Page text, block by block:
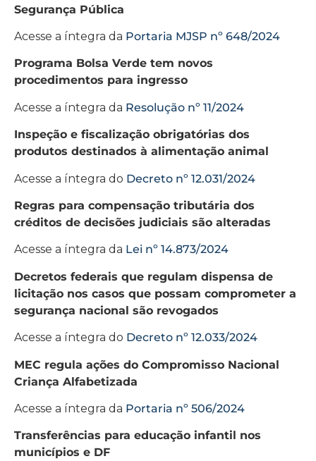
Segurança Pública
Acesse a íntegra da Portaria MJSP nº 648/2024
Programa Bolsa Verde tem novos
procedimentos para ingresso
Acesse a íntegra da Resolução nº 11/2024
Inspeção e fiscalização obrigatórias dos
produtos destinados à alimentação animal
Acesse a íntegra do Decreto nº 12.031/2024
Regras para compensação tributária dos
créditos de decisões judiciais são alteradas
Acesse a íntegra da Lei nº 14.873/2024
Decretos federais que regulam dispensa de
licitação nos casos que possam comprometer a
segurança nacional são revogados
Acesse a íntegra do Decreto nº 12.033/2024
MEC regula ações do Compromisso Nacional
Criança Alfabetizada
Acesse a íntegra da Portaria nº 506/2024
Transferências para educação infantil nos
municípios e DF